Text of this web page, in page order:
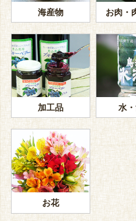
海産物 お肉・
加工品 水
お花